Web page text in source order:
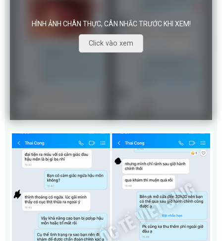
HÌNH ẢNH CHÂN THỰC, CÂN NHẮC TRƯỚC KHI XEM!
Click vào xem